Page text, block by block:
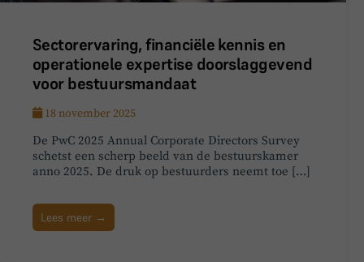
Sectorervaring, financiële kennis en
operationele expertise doorslaggevend
voor bestuursmandaat
18 november 2025
De PwC 2025 Annual Corporate Directors Survey
schetst een scherp beeld van de bestuurskamer
anno 2025. De druk op bestuurders neemt toe […]
Lees meer →